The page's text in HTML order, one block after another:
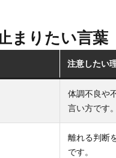
まりたい言葉
注意したい
体調不良や
言い方です。
離れる判断
です。